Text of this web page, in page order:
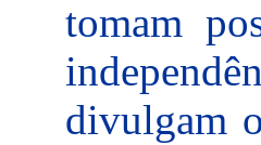
tomam
divulgam